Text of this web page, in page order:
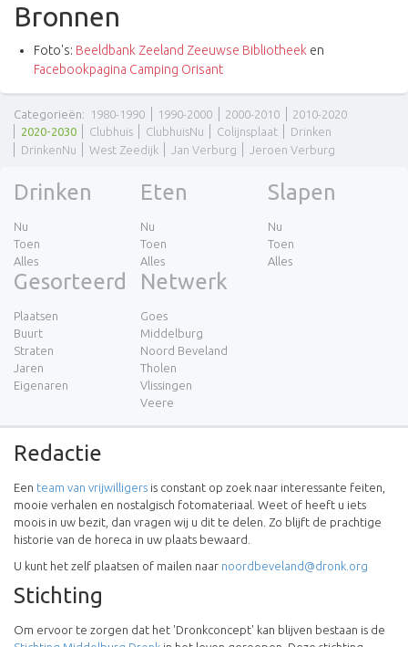
Bronnen
Foto's: Beeldbank Zeeland Zeeuwse Bibliotheek en
Facebookpagina Camping Orisant
Categorieën: 1980-1990 1990-2000 2000-2010
2010-2020
2020-2030
Clubhuis ClubhuisNu Colijnsplaat
Drinken
DrinkenNu
West Zeedijk Jan Verburg Jeroen Verburg
Drinken
Nu
Toen
Alles
Eten
Nu
Toen
Alles
Slapen
Nu
Toen
Alles
Gesorteerd
Plaatsen
Buurt
Straten
Jaren
Eigenaren
Netwerk
Goes
Middelburg
Noord Beveland
Tholen
Vlissingen
Veere
Redactie
Een team van vrijwilligers is constant op zoek naar interessante feiten,
mooie verhalen en nostalgisch fotomateriaal. Weet of heeft u iets
moois in uw bezit, dan vragen wij u dit te delen. Zo blijft de prachtige
historie van de horeca in uw plaats bewaard.
U kunt het zelf plaatsen of mailen naar noordbeveland@dronk.org
Stichting
Om ervoor te zorgen dat het 'Dronkconcept' kan blijven bestaan is de